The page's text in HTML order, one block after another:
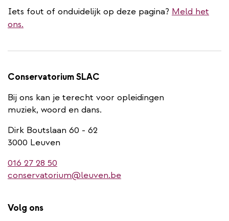
Iets fout of onduidelijk op deze pagina? Meld het
ons.
Conservatorium SLAC
Bij ons kan je terecht voor opleidingen
muziek, woord en dans.
Dirk Boutslaan 60 - 62
3000 Leuven
016 27 28 50
conservatorium@leuven.be
Volg ons